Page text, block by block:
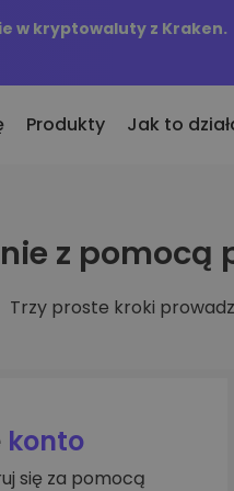
w kryptowaluty z Kraken.
dodane
dodane do Kriptomat
za równowartość
Produkty
Zdobywaj nagrody
Skarbiec
Regularnie
Jak to
z
Trzy proste kroki
konto
się za pomocą